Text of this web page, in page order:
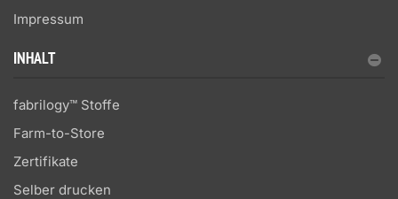
Impressum
INHALT
fabrilogy™ Stoffe
Farm-to-Store
Zertifikate
Selber drucken